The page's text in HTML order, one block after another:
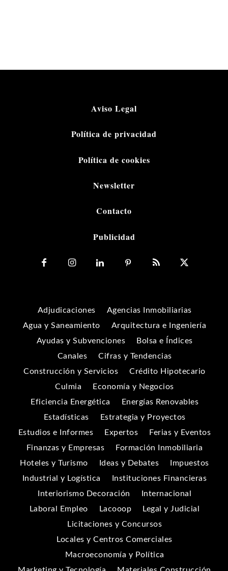
Aviso Legal
Política de privacidad
Política de cookies
Newsletter
Contacto
Publicidad
Adjudicaciones
Agencias Inmobiliarias
Agua y Saneamiento
Arquitectura e Ingeniería
Ayudas y Subvenciones
Bolsa e Índices
Canales
Cifras y Tendencias
Construcción y Servicios
Crédito Hipotecario
Culmia
Economía y Negocios
Eficiencia Energética
Energías Renovables
Estadísticas
Estrategia y Proyectos
Estudios e Informes
Expertos
Ferias y Eventos
Finanzas y Empresas
Formación Inmobiliaria
Hoteles y Turismo
Ideas y Debates
Impuestos
Industrial y Logística
Instituciones Financieras
Interiorismo Decoración
Internacional
Laboral Empleo
Lacooop
Legal y Judicial
Licitaciones y Concursos
Locales y Centros Comerciales
Macroeconomía y Política